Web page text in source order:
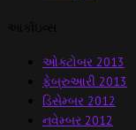
ઓક્ટોબર 2013
ફેબ્રુઆરી 2013
ડિસેમ્બર 2012
નવેમ્બર 2012